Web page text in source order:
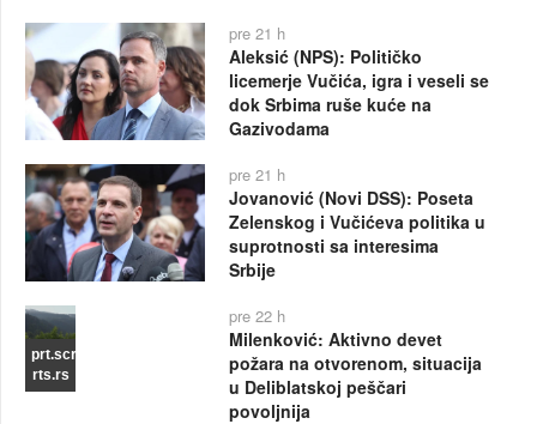
pre 21 h
Aleksić (NPS): Političko
licemerje Vučića, igra i veseli se
dok Srbima ruše kuće na
Gazivodama
pre 21 h
Jovanović (Novi DSS): Poseta
Zelenskog i Vučićeva politika u
suprotnosti sa interesima
Srbije
prt.scr
rts.rs
pre 22 h
Milenković: Aktivno devet
požara na otvorenom, situacija
u Deliblatskoj peščari
povoljnija